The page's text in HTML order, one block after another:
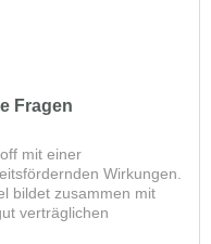
Fragen
mit einer
Wirkungen.
bildet zusammen mit
verträglichen